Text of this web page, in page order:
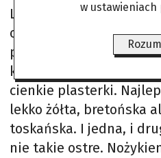
Lepsza jest szczoteczka
obcinamy i grzyby
plasterki, kawałek
kapelusza. Cebulę też
cienkie plasterki.
lekko żółta, bretońska
toskańska. I jedna, i
nie takie ostre.
w